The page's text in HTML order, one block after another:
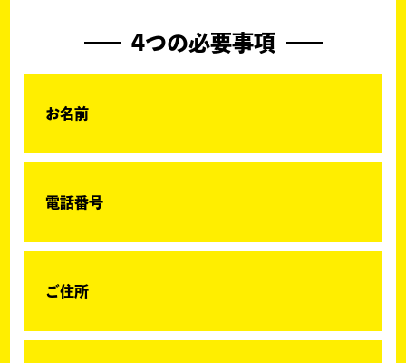
4つの必要事項
お名前
電話番号
ご住所